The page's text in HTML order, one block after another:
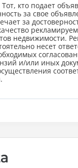
Тот, кто подает
за свое
за
недвижимости.
несет
и/или иных